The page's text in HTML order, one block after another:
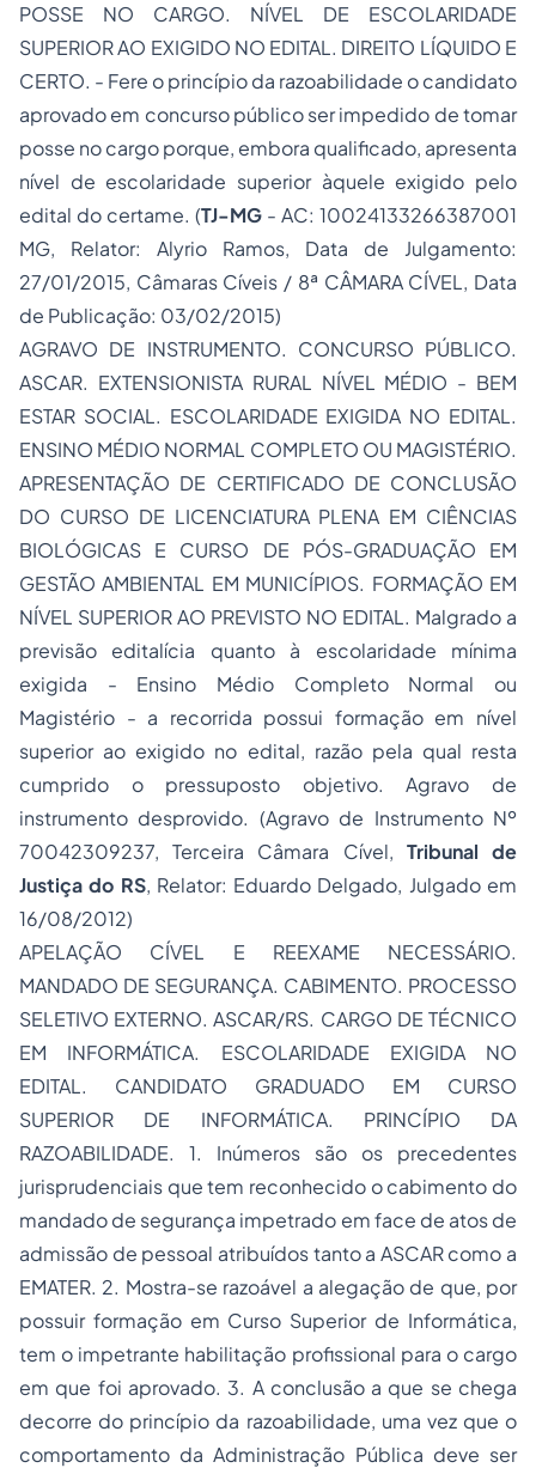
POSSE NO CARGO. NÍVEL DE ESCOLARIDADE
SUPERIOR AO EXIGIDO NO EDITAL. DIREITO LÍQUIDO E
CERTO. - Fere o princípio da razoabilidade o candidato
aprovado em concurso público ser impedido de tomar
posse no cargo porque, embora qualificado, apresenta
nível de escolaridade superior àquele exigido pelo
edital do certame. (TJ-MG - AC: 10024133266387001
MG, Relator: Alyrio Ramos, Data de Julgamento:
27/01/2015, Câmaras Cíveis / 8ª CÂMARA CÍVEL, Data
de Publicação: 03/02/2015)
AGRAVO DE INSTRUMENTO. CONCURSO PÚBLICO.
ASCAR. EXTENSIONISTA RURAL NÍVEL MÉDIO - BEM
ESTAR SOCIAL. ESCOLARIDADE EXIGIDA NO EDITAL.
ENSINO MÉDIO NORMAL COMPLETO OU MAGISTÉRIO.
APRESENTAÇÃO DE CERTIFICADO DE CONCLUSÃO
DO CURSO DE LICENCIATURA PLENA EM CIÊNCIAS
BIOLÓGICAS E CURSO DE PÓS-GRADUAÇÃO EM
GESTÃO AMBIENTAL EM MUNICÍPIOS. FORMAÇÃO EM
NÍVEL SUPERIOR AO PREVISTO NO EDITAL. Malgrado a
previsão editalícia quanto à escolaridade mínima
exigida - Ensino Médio Completo Normal ou
Magistério - a recorrida possui formação em nível
superior ao exigido no edital, razão pela qual resta
cumprido o pressuposto objetivo. Agravo de
instrumento desprovido. (Agravo de Instrumento Nº
70042309237, Terceira Câmara Cível, Tribunal de
Justiça do RS, Relator: Eduardo Delgado, Julgado em
16/08/2012)
APELAÇÃO CÍVEL E REEXAME NECESSÁRIO.
MANDADO DE SEGURANÇA. CABIMENTO. PROCESSO
SELETIVO EXTERNO. ASCAR/RS. CARGO DE TÉCNICO
EM INFORMÁTICA. ESCOLARIDADE EXIGIDA NO
EDITAL. CANDIDATO GRADUADO EM CURSO
SUPERIOR DE INFORMÁTICA. PRINCÍPIO DA
RAZOABILIDADE. 1. Inúmeros são os precedentes
jurisprudenciais que tem reconhecido o cabimento do
mandado de segurança impetrado em face de atos de
admissão de pessoal atribuídos tanto a ASCAR como a
EMATER. 2. Mostra-se razoável a alegação de que, por
possuir formação em Curso Superior de Informática,
tem o impetrante habilitação profissional para o cargo
em que foi aprovado. 3. A conclusão a que se chega
decorre do princípio da razoabilidade, uma vez que o
comportamento da Administração Pública deve ser